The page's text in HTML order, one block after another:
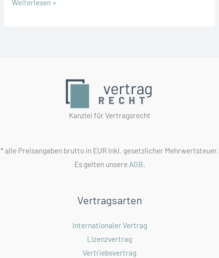
Weiterlesen »
Kanzlei für Vertragsrecht
* alle Preisangaben brutto in EUR inkl. gesetzlicher Mehrwertsteuer.
Es gelten unsere AGB.
Vertragsarten
Internationaler Vertrag
Lizenzvertrag
Vertriebsvertrag